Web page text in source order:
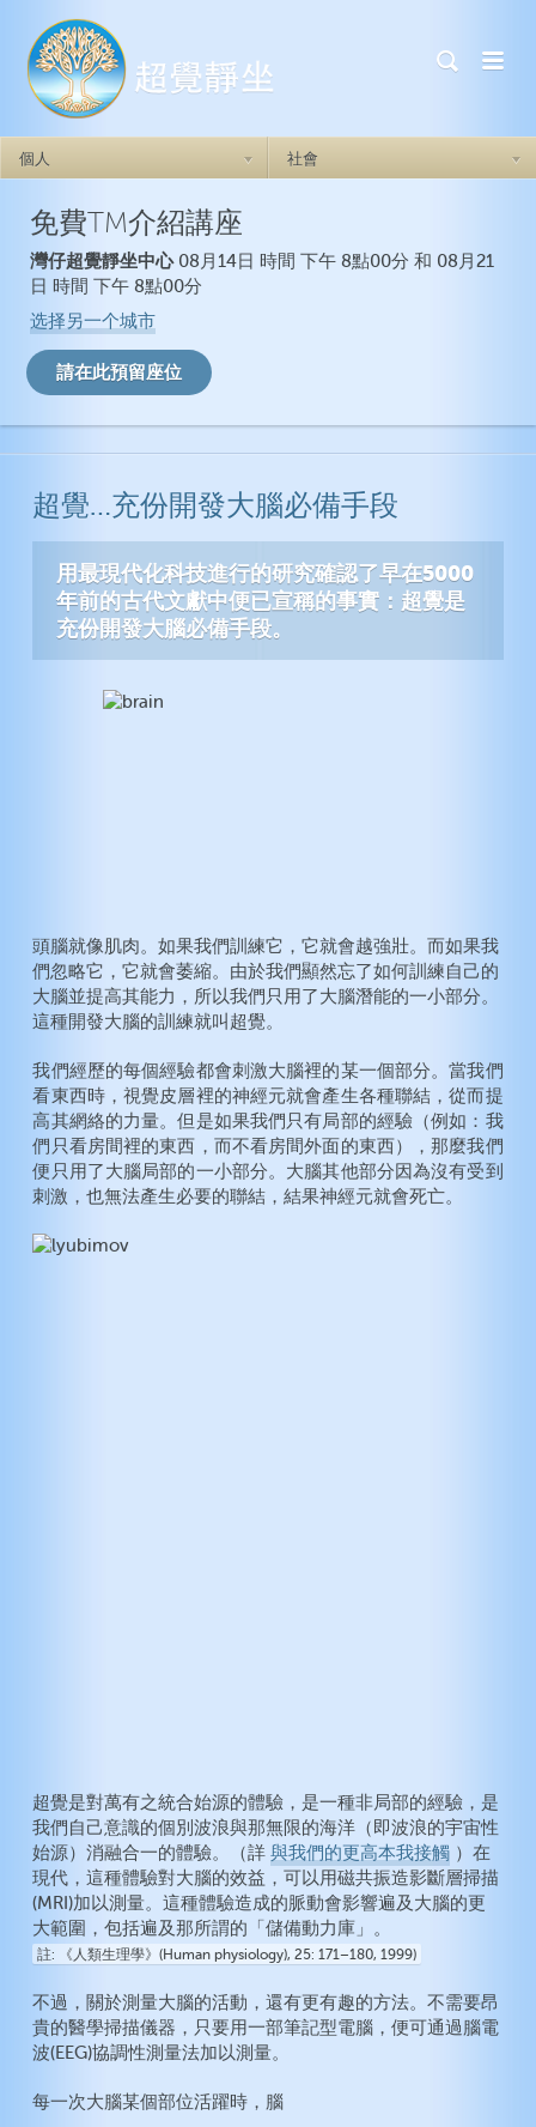
個人
超覺靜坐如何奏效
做自己
自信心
人際關係
焦慮症
動脈硬化症
膽固醇
糖尿病
高血壓
纖維肌痛症
注意力不足過動症
智力
社會
免費TM介紹講座
灣仔超覺靜坐中心08月14日 時間 下午 8點00分 和 08月21
日 時間 下午 8點00分
选择另一个城市
超覺…充份開發大腦必備手段
用最現代化科技進行的研究確認了早在5000
年前的古代文獻中便已宣稱的事實：超覺是
充份開發大腦必備手段。
頭腦就像肌肉。如果我們訓練它，它就會越強壯。而如果我
們忽略它，它就會萎縮。由於我們顯然忘了如何訓練自己的
大腦並提高其能力，所以我們只用了大腦潛能的一小部分。
這種開發大腦的訓練就叫超覺。
我們經歷的每個經驗都會刺激大腦裡的某一個部分。當我們
看東西時，視覺皮層裡的神經元就會產生各種聯結，從而提
高其網絡的力量。但是如果我們只有局部的經驗（例如：我
們只看房間裡的東西，而不看房間外面的東西），那麼我們
便只用了大腦局部的一小部分。大腦其他部分因為沒有受到
刺激，也無法產生必要的聯結，結果神經元就會死亡。
超覺是對萬有之統合始源的體驗，是一種非局部的經驗，是
我們自己意識的個別波浪與那無限的海洋（即波浪的宇宙性
始源）消融合一的體驗。（詳與我們的更高本我接觸 ）在
現代，這種體驗對大腦的效益，可以用磁共振造影斷層掃描
(MRI)加以測量。這種體驗造成的脈動會影響遍及大腦的更
大範圍，包括遍及那所謂的「儲備動力庫」。
註 《人類生理學》(Human physiology), 25: 171–180, 1999)
不過，關於測量大腦的活動，還有更有趣的方法。不需要昂
貴的醫學掃描儀器，只要用一部筆記型電腦，便可通過腦電
波(EEG)協調性測量法加以測量。
每一次大腦某個部位活躍時，腦